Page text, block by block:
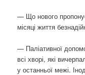
— Що нового
місяці життя
— Паліативної
всі хворі, які
у останньої межі.